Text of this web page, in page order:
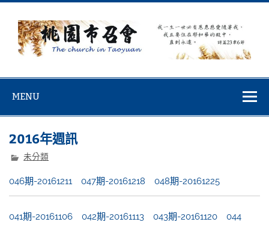
Skip
content
MENU
2016年週訊
未分類
046期-20161211 047期-20161218 048期-20161225
041期-20161106 042期-20161113 043期-20161120
044